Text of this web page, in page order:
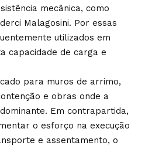
mecânica, como
Malagosini. Por essas
utilizados em
capacidade de carga e
para muros de arrimo,
e obras onde a
Em contrapartida,
o esforço na execução
e assentamento, o